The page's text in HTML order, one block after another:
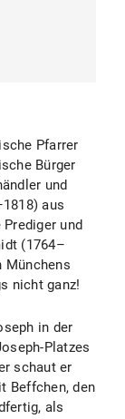
Pfarrer
Bürger
und
aus
und
(1764–
Münchens
nicht ganz!
in der
Platzes
schaut er
Beffchen, den
als